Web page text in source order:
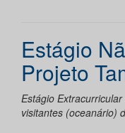
Estágio
Projeto
Estágio
visitantes (oceanário)